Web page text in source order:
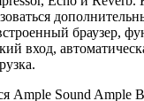
браузер,
вход,
Ample Sound Ample